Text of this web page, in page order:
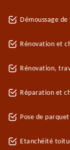
Démoussage
Rénovation et
Rénovation,
Réparation et
Pose de
Etanchéité